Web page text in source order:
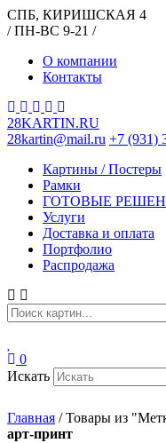
СПБ, КИРИШСКАЯ 4
/ ПН-ВС 9-21 /
О компании
Контакты
28KARTIN.RU
28kartin@mail.ru +7 (931)
Картины / Постеры
Рамки
ГОТОВЫЕ
Услуги
Доставка и оплата
Портфолио
Распродажа
0
Искать
Главная /Товары из
арт-принт